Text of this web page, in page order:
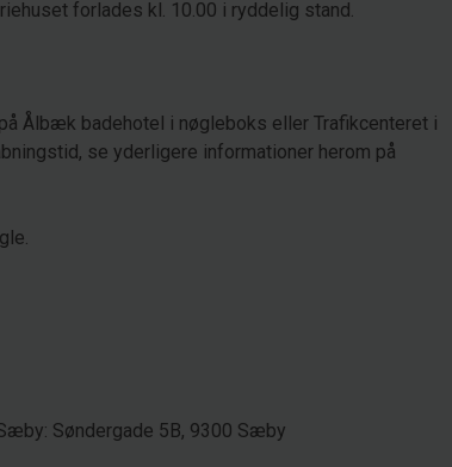
forlades kl. 10.00 i ryddelig stand.
Ålbæk badehotel i nøgleboks eller Trafikcenteret i
se yderligere informationer herom på
Søndergade 5B, 9300 Sæby